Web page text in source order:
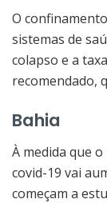
O
sistemas de
colapso e a
recomendado,
Bahia
À medida que
covid-19 vai
começam a